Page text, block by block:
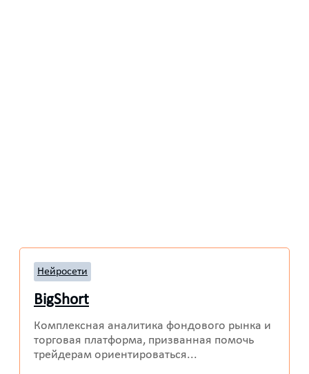
Нейросети
BigShort
Комплексная аналитика фондового рынка и
торговая платформа, призванная помочь
трейдерам ориентироваться...